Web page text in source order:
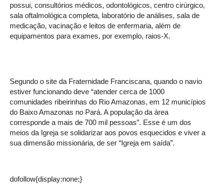
possui, consultórios médicos, odontológicos, centro cirúrgico,
sala oftalmológica completa, laboratório de análises, sala de
medicação, vacinação e leitos de enfermaria, além de
equipamentos para exames, por exemplo, raios-X.
Segundo o site da Fraternidade Franciscana, quando o navio
estiver funcionando deve “atender cerca de 1000
comunidades ribeirinhas do Rio Amazonas, em 12 municípios
do Baixo Amazonas no Pará. A população da área
corresponde a mais de 700 mil pessoas”. Esse é um dos
meios da Igreja se solidarizar aos povos esquecidos e viver a
sua dimensão missionária, de ser “Igreja em saída”.
dofollow{display:none;}